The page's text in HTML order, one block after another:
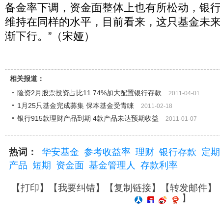
备金率下调，资金面整体上也有所松动，银
维持在同样的水平，目前看来，这只基金未
渐下行。”（宋娅）
相关报道：
险资2月股票投资占比11.74%加大配置银行存款
2011-04-01
1月25只基金完成募集 保本基金受青睐 2011-02-18
银行915款理财产品到期 4款产品未达预期收益 2011-01-07
热词： 华安基金 参考收益率 理财 银行存款 定
产品 短期 资金面 基金管理人 存款利率
【打印】【我要纠错】【复制链接】【转发邮件】
】